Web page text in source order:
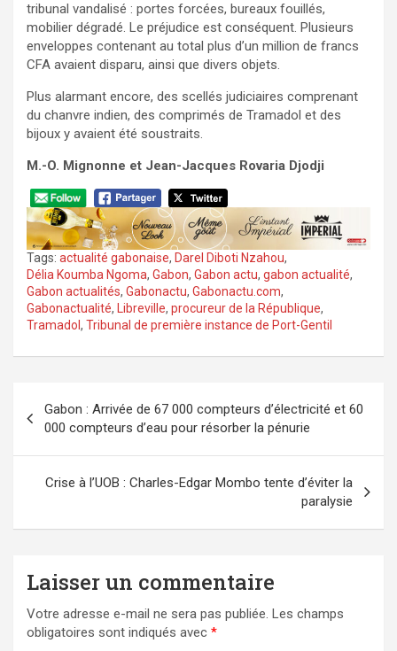
tribunal vandalisé : portes forcées, bureaux fouillés,
mobilier dégradé. Le préjudice est conséquent. Plusieurs
enveloppes contenant au total plus d’un million de francs
CFA avaient disparu, ainsi que divers objets.
Plus alarmant encore, des scellés judiciaires comprenant
du chanvre indien, des comprimés de Tramadol et des
bijoux y avaient été soustraits.
M.-O. Mignonne et Jean-Jacques Rovaria Djodji
Tags: actualité gabonaise, Darel Diboti Nzahou,
Délia Koumba Ngoma, Gabon, Gabon actu, gabon actualité,
Gabon actualités, Gabonactu, Gabonactu.com,
Gabonactualité, Libreville, procureur de la République,
Tramadol , Tribunal de première instance de Port-Gentil
de
l’article
Gabon : Arrivée de 67 000 compteurs d’électricité et 60
000 compteurs d’eau pour résorber la pénurie
Crise à l’UOB : Charles-Edgar Mombo tente d’éviter la
paralysie
Laisser un commentaire
Votre adresse e-mail ne sera pas publiée. Les champs
obligatoires sont indiqués avec *